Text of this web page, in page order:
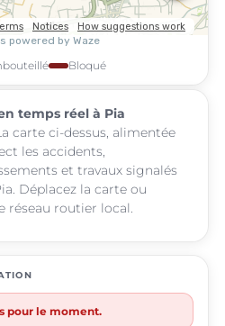
Bloqué
temps réel à Pia
carte ci-dessus, alimentée
les accidents,
et travaux signalés
Déplacez la carte ou
réseau routier local.
pour le moment.